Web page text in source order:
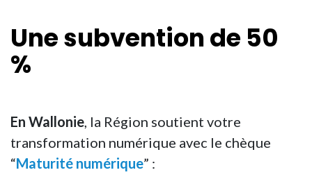
Unesubventionde 50
%
En Wallonie, la Région soutient votre
transformation numérique avec le chèque
“Maturité numérique” :